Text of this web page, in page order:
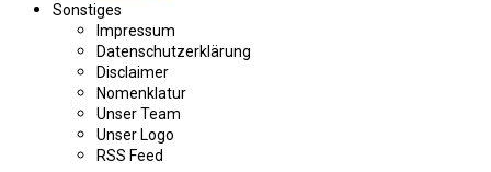
Sonstiges
Impressum
Datenschutzerklärung
Disclaimer
Nomenklatur
Unser Team
Unser Logo
RSS Feed